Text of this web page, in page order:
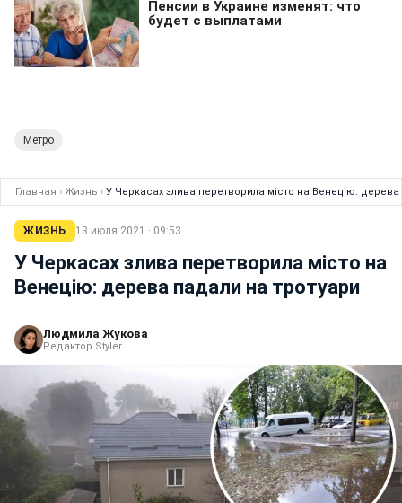
Метро
Главная › Жизнь › У Черкасах злива перетворила місто на Венецію:
ЖИЗНЬ 13 июля 2021 · 09:53
У Черкасах злива перетворила місто на
Венецію: дерева падали на тротуари
Людмила Жукова
Редактор Styler